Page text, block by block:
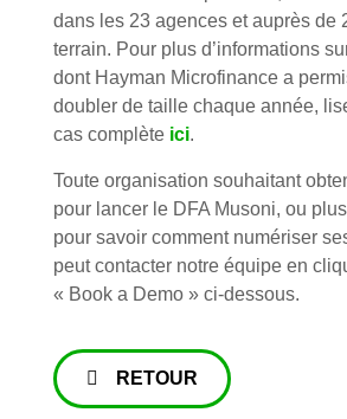
dans les 23 agences et auprès de
terrain. Pour plus d’informations
dont Hayman Microfinance a
doubler de taille chaque année,
cas complète ici.
Toute organisation souhaitant
pour lancer le DFA Musoni, ou
pour savoir comment numériser
peut contacter notre équipe en
« Book a Demo » ci-dessous.
RETOUR